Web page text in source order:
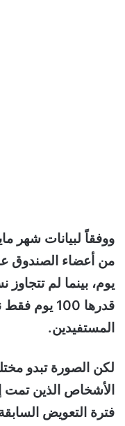
يوم، بينما لم
المستفيدين.
لكن الصورة تبدو
الأشخاص الذين تمت
فترة التعويض